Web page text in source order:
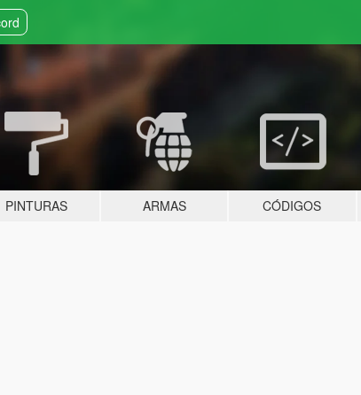
PINTURAS ARMAS CÓDIGOS